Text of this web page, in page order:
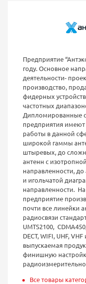
Предприятие
году. Основное
деятельности-
производство,
фидерных
частотных
Дипломированные
предприятия
работы в данной
широкой гаммы
штыревых, до
антенн с
направленности, до
и игольчатой
направленности.
предприятие
почти все линейки
радиосвязи
UMTS2100,
DECT, WIFI, UHF, VHF
выпускаемая
финишную
Все товары